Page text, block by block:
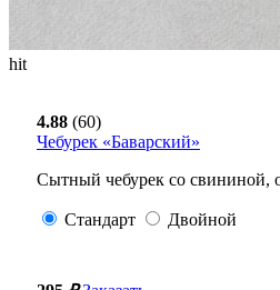
hit
4.88 (60)
Чебурек «Баварский»
Сытный чебурек со свининой,
Стандарт Двойной